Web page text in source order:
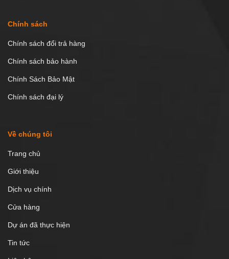
Chính sách
Chính sách đổi trả hàng
Chính sách bảo hành
Chính Sách Bảo Mật
Chính sách đại lý
Về chúng tôi
Trang chủ
Giới thiệu
Dịch vụ chính
Cửa hàng
Dự án đã thực hiện
Tin tức